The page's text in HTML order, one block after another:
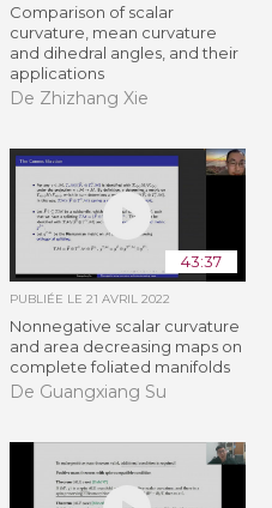
Comparison of scalar
curvature, mean curvature
and dihedral angles, and their
applications
De Zhizhang Xie
43:37
PUBLIÉE LE 21 AVRIL 2022
Nonnegative scalar curvature
and area decreasing maps on
complete foliated manifolds
De Guangxiang Su